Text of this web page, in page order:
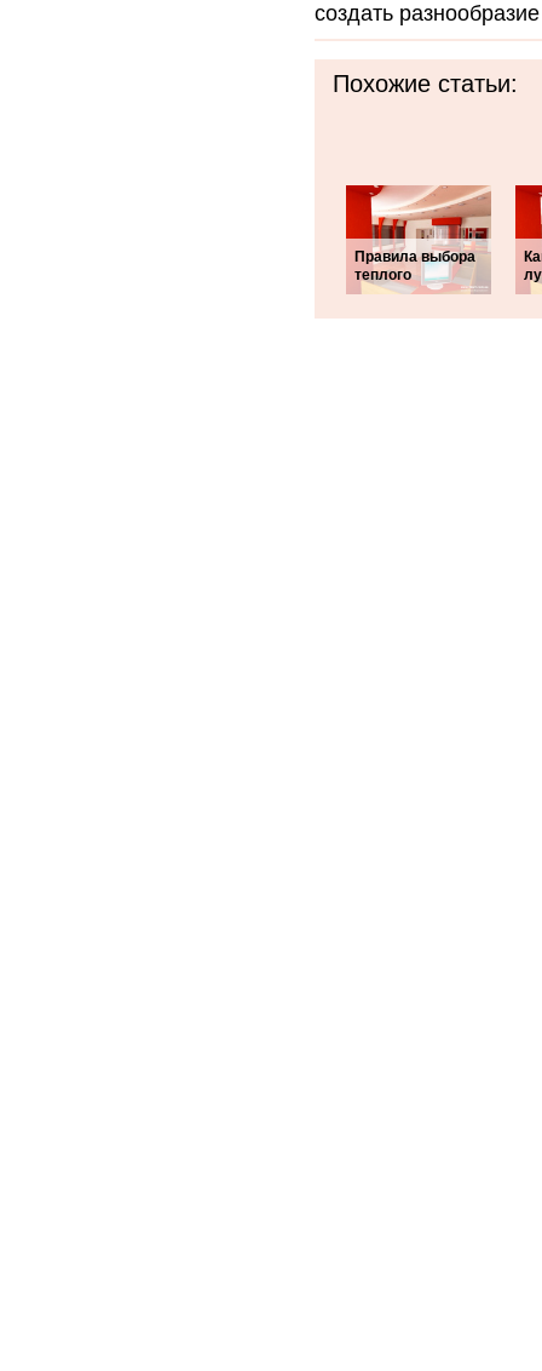
создать
Похожие статьи:
Правила выбора
теплого